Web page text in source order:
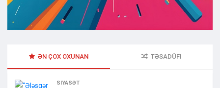
ƏN ÇOX OXUNAN TƏSADÜFI
SIYASƏT